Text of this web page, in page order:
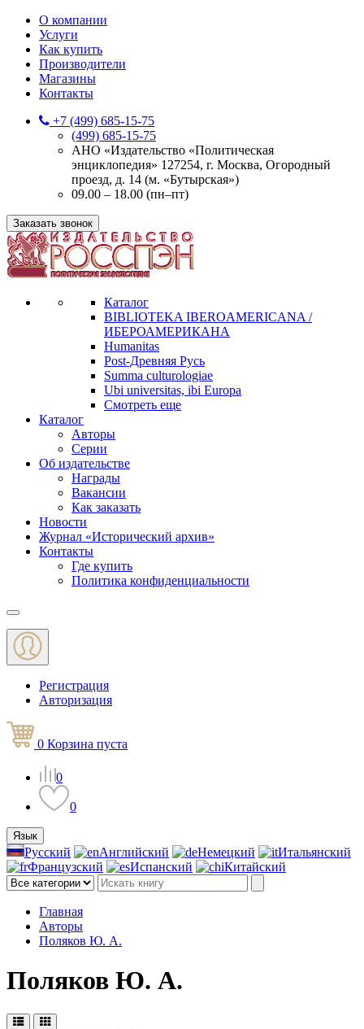
О компании
Услуги
Как купить
Производители
Магазины
Контакты
+7 (499) 685-15-75
(499) 685-15-75
АНО «Издательство «Политическая
энциклопедия» 127254, г. Москва, Огородный
проезд, д. 14 (м. «Бутырская»)
09.00 – 18.00 (пн–пт)
Заказать звонок
Каталог
BIBLIOTEKA IBEROAMERICANA /
ИБЕРОАМЕРИКАНА
Humanitas
Post-Древняя Русь
Summa culturologiae
Ubi universitas, ibi Europa
Смотреть еще
Каталог
Авторы
Серии
Об издательстве
Награды
Вакансии
Как заказать
Новости
Журнал «Исторический архив»‎
Контакты
Где купить
Политика конфиденциальности
Меню
Регистрация
Авторизация
0 Корзина пуста
0
0
Язык
Русский Английский Немецкий
Итальянский
Французский
Испанский Китайский
Главная
Авторы
Поляков Ю. А.
Поляков Ю. А.